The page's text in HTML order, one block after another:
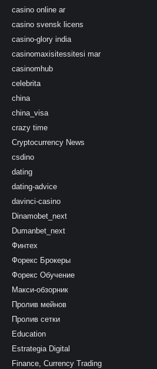
casino online ar
casino svensk licens
casino-glory india
casinomaxisitessitesi mar
casinomhub
celebrita
china
china_visa
crazy time
Cryptocurrency News
csdino
dating
dating-advice
davinci-casino
Dinamobet_next
Dumanbet_next
Финтех
Форекс Брокеры
Форекс Обучение
Макси-обзорник
Пролив мейнов
Пролив сетки
Education
Estrategia Digital
Finance, Currency Trading